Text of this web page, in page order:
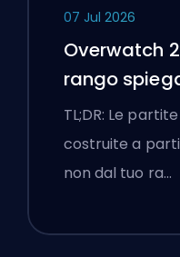
07 Jul 2026
Overwatch
rango
TL;DR: Le
costruite a
non dal tuo ra…